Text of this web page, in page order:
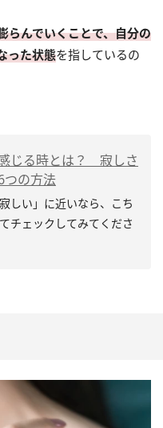
らんでいくことで、自分の
った状態を指しているの
感じる時とは？ 寂しさ
つの方法
しい」に近いなら、こち
チェックしてみてくださ